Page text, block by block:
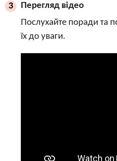
3
Перегляд відео
Послухайте поради та
їх до уваги.